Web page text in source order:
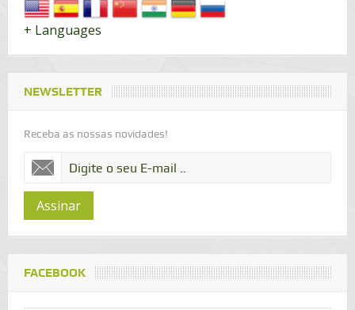
+ Languages
NEWSLETTER
Receba as nossas novidades!
Assinar
FACEBOOK